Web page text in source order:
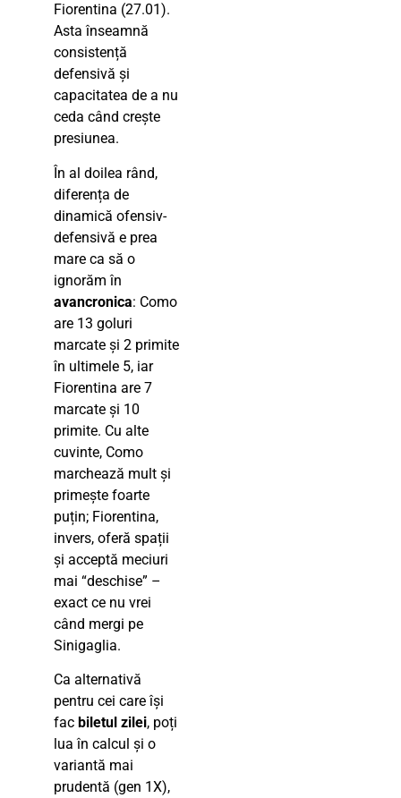
Fiorentina (27.01).
Asta înseamnă
consistență
defensivă și
capacitatea de a nu
ceda când crește
presiunea.
În al doilea rând,
diferența de
dinamică ofensiv-
defensivă e prea
mare ca să o
ignorăm în
avancronica: Como
are 13 goluri
marcate și 2 primite
în ultimele 5, iar
Fiorentina are 7
marcate și 10
primite. Cu alte
cuvinte, Como
marchează mult și
primește foarte
puțin; Fiorentina,
invers, oferă spații
și acceptă meciuri
mai “deschise” –
exact ce nu vrei
când mergi pe
Sinigaglia.
Ca alternativă
pentru cei care își
fac biletul zilei, poți
lua în calcul și o
variantă mai
prudentă (gen 1X),